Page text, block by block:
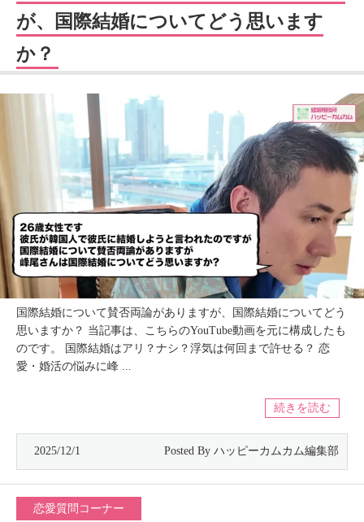
が、国際結婚についてどう思います
か？
2025/12/1
国際結婚について賛否両論がありますが、国際結婚についてどう
思いますか？ 当記事は、こちらのYouTube動画を元に構成したも
のです。 国際結婚はアリ？ナシ？浮気は何回まで許せる？ 恋
愛・婚活の悩みに峰 ...
続きを読む
恋愛質問コーナー